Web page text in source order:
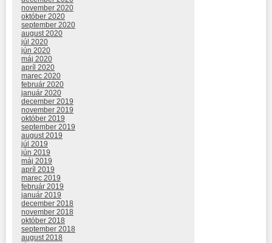
november 2020
október 2020
september 2020
august 2020
júl 2020
jún 2020
máj 2020
apríl 2020
marec 2020
február 2020
január 2020
december 2019
november 2019
október 2019
september 2019
august 2019
júl 2019
jún 2019
máj 2019
apríl 2019
marec 2019
február 2019
január 2019
december 2018
november 2018
október 2018
september 2018
august 2018